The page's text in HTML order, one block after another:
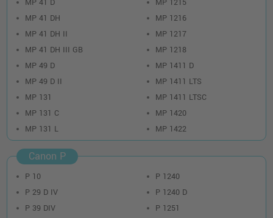
MP 41 D
MP 41 DH
MP 41 DH II
MP 41 DH III GB
MP 49 D
MP 49 D II
MP 131
MP 131 C
MP 131 L
MP 1215
MP 1216
MP 1217
MP 1218
MP 1411 D
MP 1411 LTS
MP 1411 LTSC
MP 1420
MP 1422
Canon P
P 10
P 29 D IV
P 39 DIV
P 1240
P 1240 D
P 1251